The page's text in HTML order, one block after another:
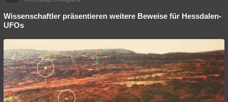
Wissenschaftler präsentieren weitere Beweise für Hessdalen-
UFOs